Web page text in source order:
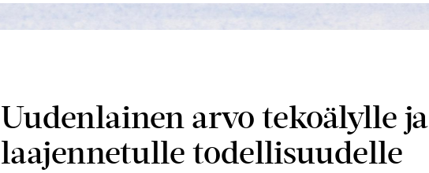
Uudenlainen arvo tekoälylle ja
laajennetulle todellisuudelle